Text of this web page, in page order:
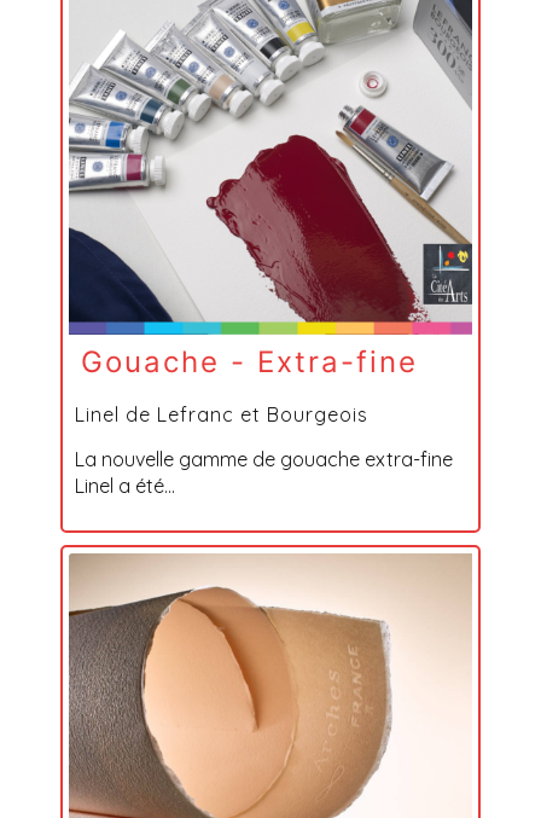
Gouache - Extra-fine
Linel de Lefranc et Bourgeois
La nouvelle gamme de gouache extra-fine
Linel a été...